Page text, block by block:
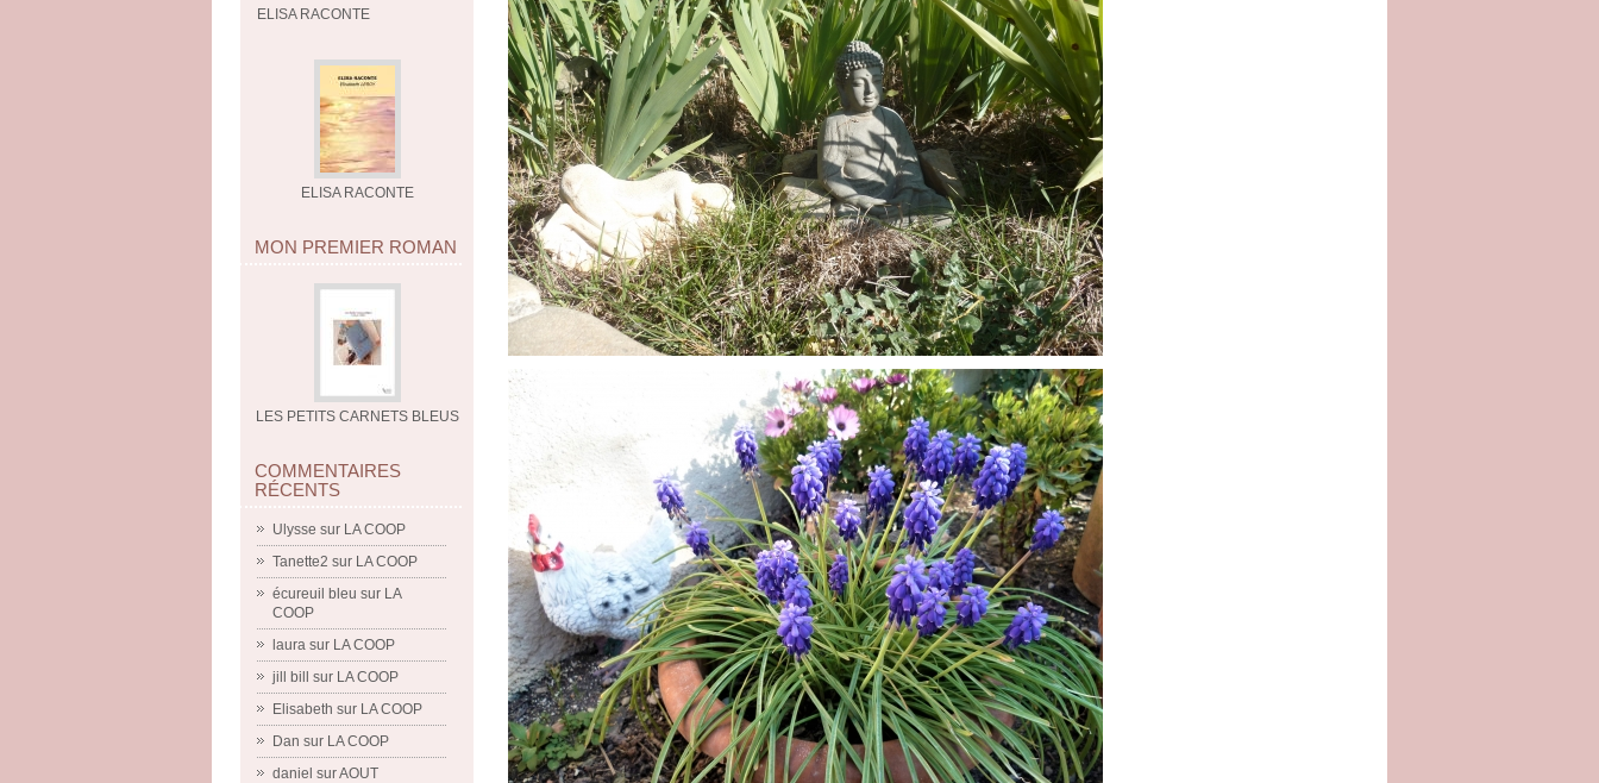
ELISA RACONTE
ELISA RACONTE
MON PREMIER ROMAN
LES PETITS CARNETS BLEUS
COMMENTAIRES
RÉCENTS
Ulysse sur LA COOP
Tanette2 sur LA COOP
écureuil bleu sur LA
COOP
laura sur LA COOP
jill bill
sur LA COOP
Elisabeth sur LA COOP
Dan sur LA COOP
daniel surAOUT